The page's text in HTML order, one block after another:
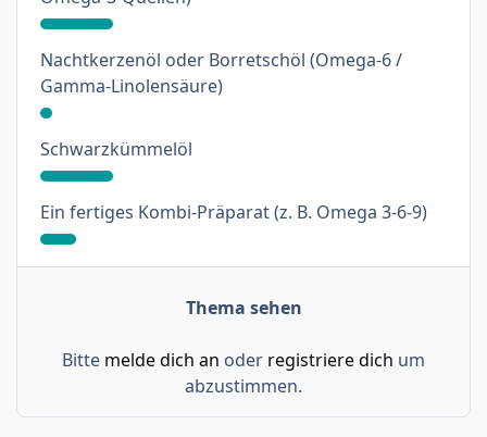
Nachtkerzenöl oder Borretschöl (Omega-6 /
Gamma-Linolensäure): 3%
Schwarzkümmelöl: 18%
Ein fertiges Kombi-Präparat (z. B. Omega 3-6-9): 9%
Thema sehen
Bitte melde dich an oder registriere dich um
abzustimmen.